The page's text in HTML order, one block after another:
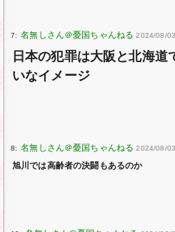
7: 2024/08/
日本の犯罪は大阪と北海道
いなイメージ
8: 2024/08/
旭川では高齢者の決闘もあるのか